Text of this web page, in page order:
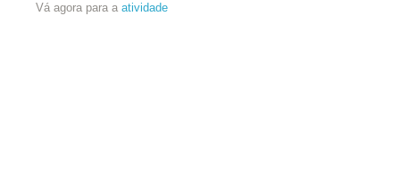
Vá agora para a atividade